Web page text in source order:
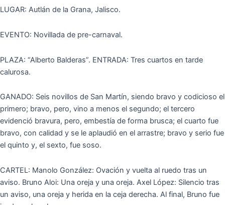
LUGAR: Autlán de la Grana, Jalisco.
EVENTO: Novillada de pre-carnaval.
PLAZA: “Alberto Balderas”. ENTRADA: Tres cuartos en tarde
calurosa.
GANADO: Seis novillos de San Martín, siendo bravo y codicioso el
primero; bravo, pero, vino a menos el segundo; el tercero
evidenció bravura, pero, embestía de forma brusca; el cuarto fue
bravo, con calidad y se le aplaudió en el arrastre; bravo y serio fue
el quinto y, el sexto, fue soso.
CARTEL: Manolo González: Ovación y vuelta al ruedo tras un
aviso. Bruno Aloi: Una oreja y una oreja. Axel López: Silencio tras
un aviso, una oreja y herida en la ceja derecha. Al final, Bruno fue